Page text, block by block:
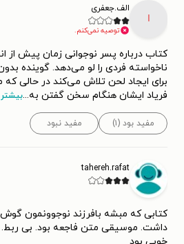
ا
الف.جعفری
توصیه نمی‌کنم.
کتاب درباره پسر نوجوانی‌ زمان پیش از
ناخواسته فردی را لو می‌دهد. گوینده
برای ایجاد لحن تلاش می‌کند در حالی
فریاد ایشان هنگام سخن گفتن به...بیشتر
مفید بود (۱) مفید نبود
tahereh.rafat
کتابی که مبشه بافرزند نوجوونمون
داشت. موسیقی متن فاجعه بود. بی ربط.